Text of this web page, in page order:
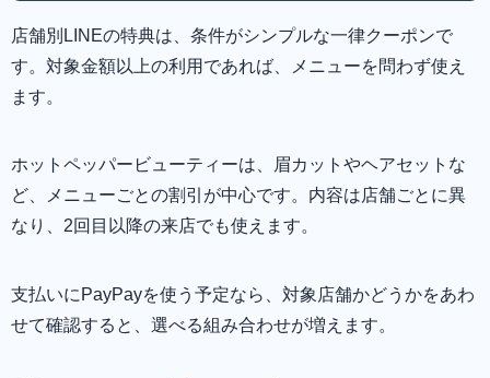
店舗別LINEの特典は、条件がシンプルな一律クーポンで
す。対象金額以上の利用であれば、メニューを問わず使え
ます。
ホットペッパービューティーは、眉カットやヘアセットな
ど、メニューごとの割引が中心です。内容は店舗ごとに異
なり、2回目以降の来店でも使えます。
支払いにPayPayを使う予定なら、対象店舗かどうかをあわ
せて確認すると、選べる組み合わせが増えます。